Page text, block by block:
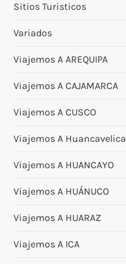
Sitios Turisticos
Variados
Viajemos A AREQUIPA
Viajemos A CAJAMARCA
Viajemos A CUSCO
Viajemos A Huancavelica
Viajemos A HUANCAYO
Viajemos A HUÁNUCO
Viajemos A HUARAZ
Viajemos A ICA